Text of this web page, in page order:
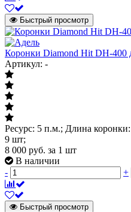
Быстрый просмотр
Коронки Diamond Hit DH-400
Артикул: -
Ресурс: 5 п.м.; Длина
9 шт;
8 000 руб. за 1 шт
В наличии
-
+
Быстрый просмотр